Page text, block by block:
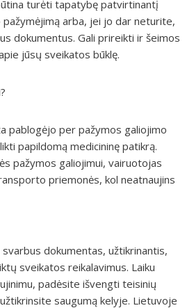
turėti tapatybę patvirtinantį
arba, jei jo dar neturite,
dokumentus. Gali prireikti ir šeimos
jūsų sveikatos būklę.
pablogėjo per pažymos galiojimo
papildomą medicininę patikrą.
pažymos galiojimui, vairuotojas
priemonės, kol neatnaujins
dokumentas, užtikrinantis,
sveikatos reikalavimus. Laiku
padėsite išvengti teisinių
saugumą kelyje. Lietuvoje